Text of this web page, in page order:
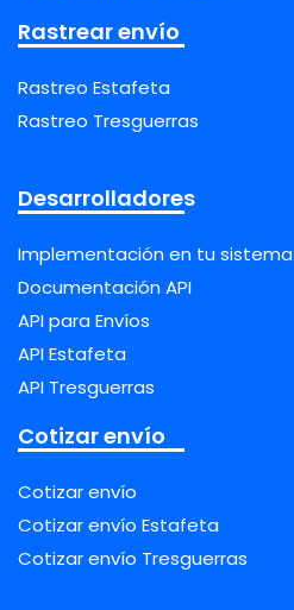
Rastrear envío
Rastreo Estafeta
Rastreo Tresguerras
Desarrolladores
Implementación en tu sistema
Documentación API
API para Envíos
API Estafeta
API Tresguerras
Cotizar envío
Cotizar envío
Cotizar envío Estafeta
Cotizar envío Tresguerras